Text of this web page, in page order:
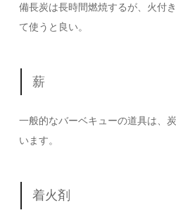
備長炭は長時間燃焼するが、火付
て使うと良い。
薪
一般的なバーベキューの道具は、
います。
着火剤